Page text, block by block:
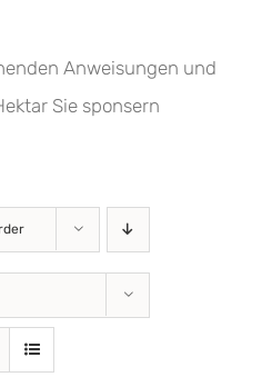
Anweisungen und
Sie sponsern